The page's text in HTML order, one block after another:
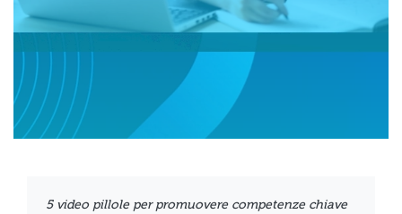
5 video pillole per promuovere competenze chiave